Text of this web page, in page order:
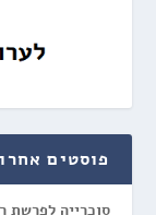
פוסטים
סוכרייה לפרשת